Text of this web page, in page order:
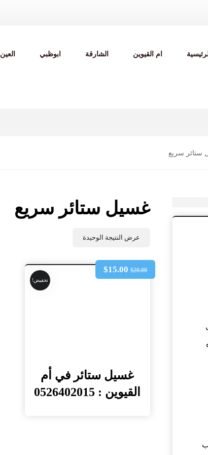
ام القيوين الشارقة ابوظبي العين
ستائر سريع
غسيل ستائر سريع
عرض النتيجة الوحيدة
تخفيض!
غسيل ستائر في أم
القيوين : 0526402015
$20.00
$15.00